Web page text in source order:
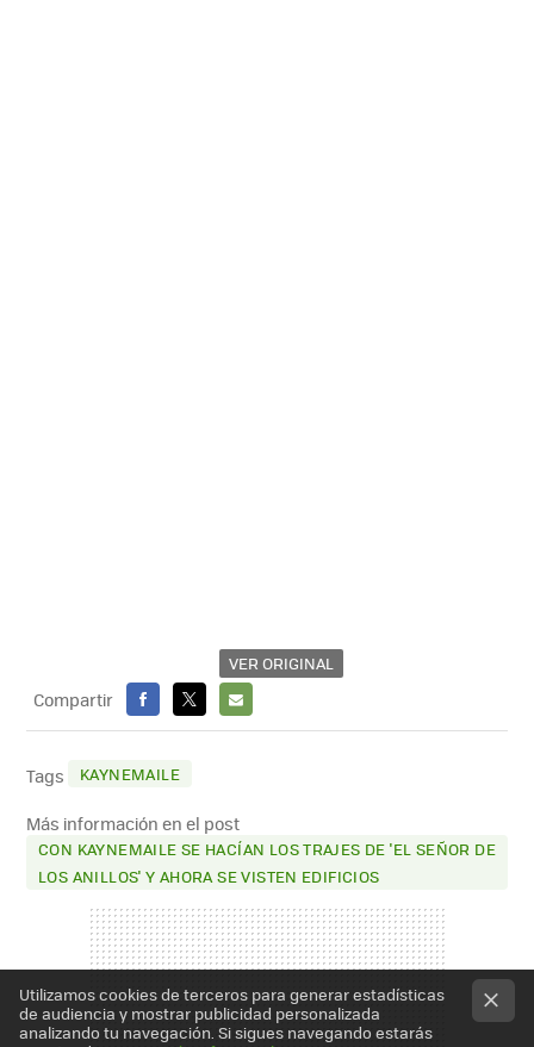
VER ORIGINAL
Compartir
FACEBOOK
X
E-
Tags KAYNEMAILE
Más información en el post
CON KAYNEMAILE SE HACÍAN LOS TRAJES DE 'EL SEÑOR DE
LOS ANILLOS' Y AHORA SE VISTEN EDIFICIOS
Utilizamos cookies de terceros para generar estadísticas
de audiencia y mostrar publicidad personalizada
analizando tu navegación. Si sigues navegando estarás